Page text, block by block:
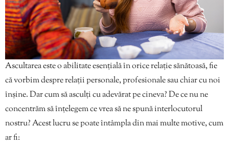
Ascultarea este o abilitate esențială în orice relație sănătoasă, fie
că vorbim despre relații personale, profesionale sau chiar cu noi
înșine. Dar cum să asculți cu adevărat pe cineva? De ce nu ne
concentrăm să înțelegem ce vrea să ne spună interlocutorul
nostru? Acest lucru se poate întâmpla din mai multe motive, cum
ar fi: